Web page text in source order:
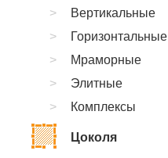
Вертикальные
Горизонтальные
Мраморные
Элитные
Комплексы
Цоколя